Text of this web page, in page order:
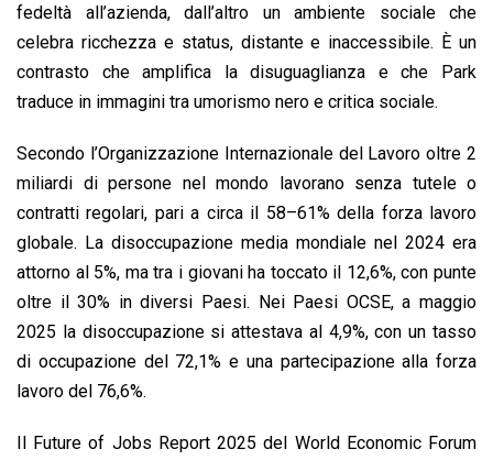
fedeltà all’azienda, dall’altro un ambiente sociale che
celebra ricchezza e status, distante e inaccessibile. È un
contrasto che amplifica la disuguaglianza e che Park
traduce in immagini tra umorismo nero e critica sociale.
Secondo l’Organizzazione Internazionale del Lavoro oltre 2
miliardi di persone nel mondo lavorano senza tutele o
contratti regolari, pari a circa il 58–61% della forza lavoro
globale. La disoccupazione media mondiale nel 2024 era
attorno al 5%, ma tra i giovani ha toccato il 12,6%, con punte
oltre il 30% in diversi Paesi. Nei Paesi OCSE, a maggio
2025 la disoccupazione si attestava al 4,9%, con un tasso
di occupazione del 72,1% e una partecipazione alla forza
lavoro del 76,6%.
Il Future of Jobs Report 2025 del World Economic Forum